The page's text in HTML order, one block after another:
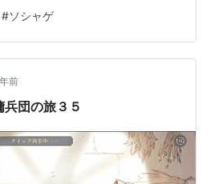
#ソシャゲ
前
団の旅３５